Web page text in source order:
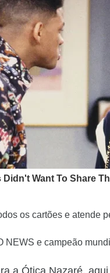
os cartões e atende
NEWS e campeão
a Ótica Nazaré,